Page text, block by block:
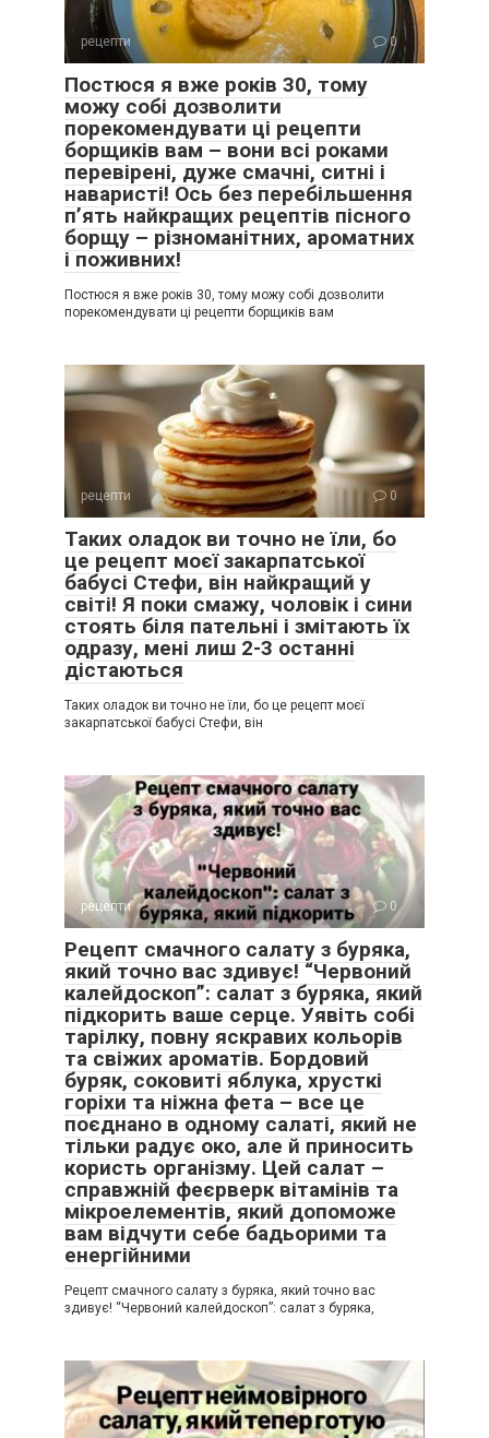
рецепти 0
Постюся я вже років 30, тому
можу собі дозволити
порекомендувати ці рецепти
борщиків вам – вони всі роками
перевірені, дуже смачні, ситні і
наваристі! Ось без перебільшення
п’ять найкращих рецептів пісного
борщу – різноманітних, ароматних
і поживних!
Постюся я вже років 30, тому можу собі дозволити
порекомендувати ці рецепти борщиків вам
рецепти 0
Таких оладок ви точно не їли, бо
це рецепт моєї закарпатської
бабусі Стефи, він найкращий у
світі! Я поки смажу, чоловік і сини
стоять біля пательні і змітають їх
одразу, мені лиш 2-3 останні
дістаються
Таких оладок ви точно не їли, бо це рецепт моєї
закарпатської бабусі Стефи, він
рецепти 0
Рецепт смачного салату з буряка,
який точно вас здивує! “Червоний
калейдоскоп”: салат з буряка, який
підкорить ваше серце. Уявіть собі
тарілку, повну яскравих кольорів
та свіжих ароматів. Бордовий
буряк, соковиті яблука, хрусткі
горіхи та ніжна фета – все це
поєднано в одному салаті, який не
тільки радує око, але й приносить
користь організму. Цей салат –
справжній феєрверк вітамінів та
мікроелементів, який допоможе
вам відчути себе бадьорими та
енергійними
Рецепт смачного салату з буряка, який точно вас
здивує! “Червоний калейдоскоп”: салат з буряка,